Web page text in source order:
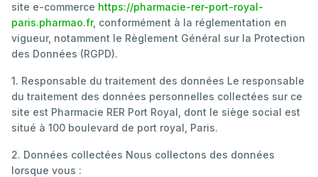
site e-commerce https://pharmacie-rer-port-royal-
paris.pharmao.fr, conformément à la réglementation en
vigueur, notamment le Règlement Général sur la Protection
des Données (RGPD).
1. Responsable du traitement des données Le responsable
du traitement des données personnelles collectées sur ce
site est Pharmacie RER Port Royal, dont le siège social est
situé à 100 boulevard de port royal, Paris.
2. Données collectées Nous collectons des données
lorsque vous :